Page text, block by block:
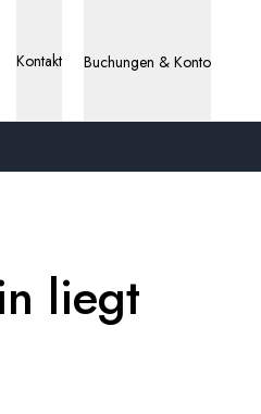
Kontakt Buchungen & Konto
liegt